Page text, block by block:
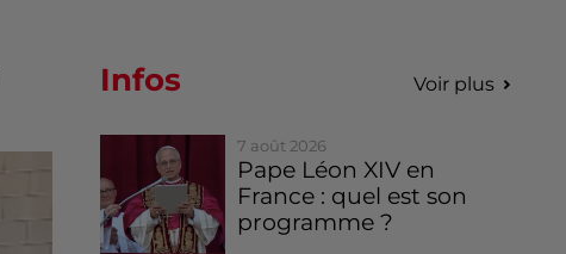
Infos Voir plus
7 août 2026
Pape Léon XIV en
France : quel est son
programme ?